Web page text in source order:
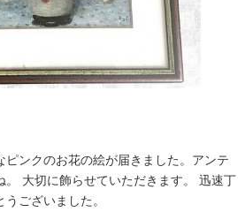
ピンクのお花の絵が届きました。アンテ
。 大切に飾らせていただきます。 迅速丁
ございました。